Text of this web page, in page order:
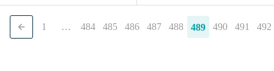
1 … 484 485 486 487 488 489 490 491 492